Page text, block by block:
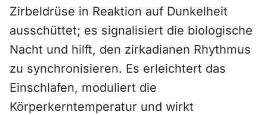
Zirbeldrüse in Reaktion auf Dunkelheit
ausschüttet; es signalisiert die biologische
Nacht und hilft, den zirkadianen Rhythmus
zu synchronisieren. Es erleichtert das
Einschlafen, moduliert die
Körperkerntemperatur und wirkt